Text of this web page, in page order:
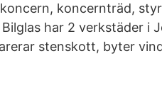
koncernträd,
har 2 verkstäder i
stenskott, byter